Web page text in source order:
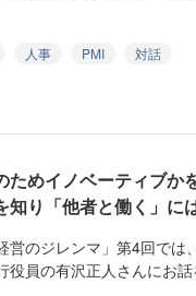
人事 PMI
対話
ためイノベーティブか
知り「他者と働く」に
営のジレンマ」第4回では
役員の有沢正人さんにお